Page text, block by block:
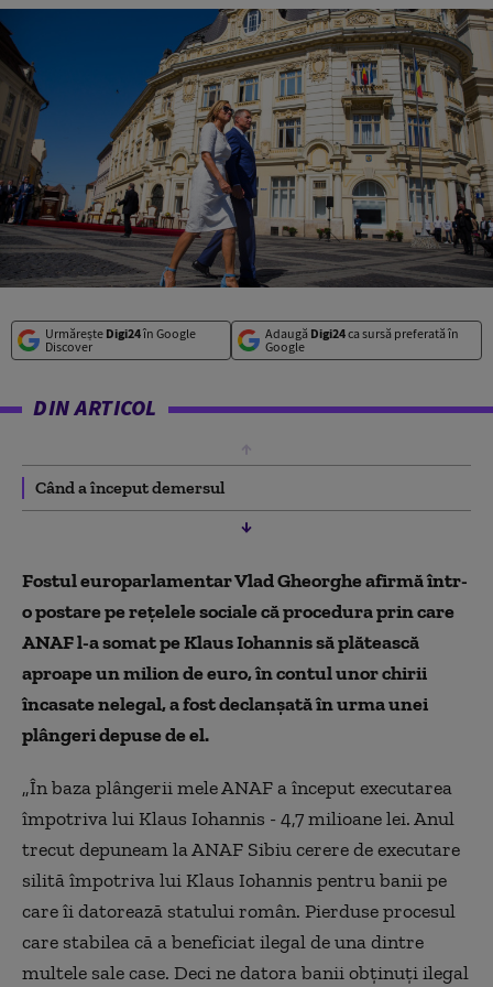
Urmărește Digi24în Google
Discover
Adaugă Digi24ca sursă preferată în
Google
DIN ARTICOL
Când a început demersul
Fostul europarlamentar Vlad Gheorghe afirmă într-
o postare pe rețelele sociale că procedura prin care
ANAF l-a somat pe Klaus Iohannis să plătească
aproape un milion de euro, în contul unor chirii
încasate nelegal, a fost declanșată în urma unei
plângeri depuse de el.
„În baza plângerii mele ANAF a început executarea
împotriva lui Klaus Iohannis - 4,7 milioane lei. Anul
trecut depuneam la ANAF Sibiu cerere de executare
silită împotriva lui Klaus Iohannis pentru banii pe
care îi datorează statului român. Pierduse procesul
care stabilea că a beneficiat ilegal de una dintre
multele sale case. Deci ne datora banii obținuți ilegal